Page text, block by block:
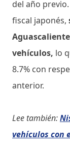
del año
fiscal japonés,
vehículos, lo
8.7% con
anterior.
Lee también:
vehículos con